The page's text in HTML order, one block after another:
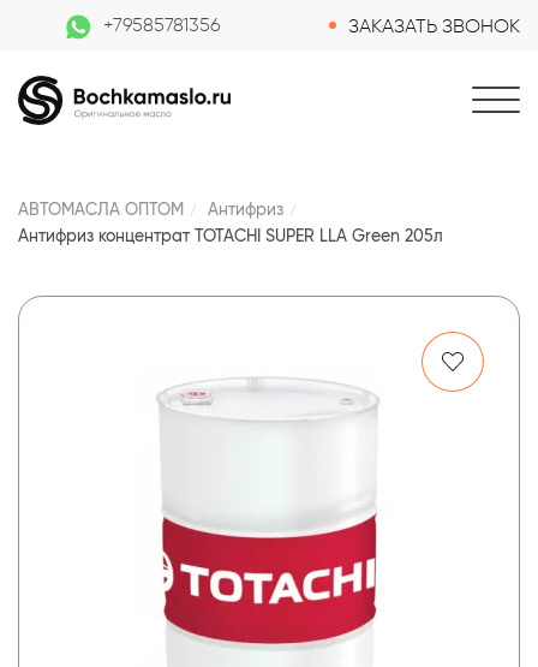
+79585781356 ЗАКАЗАТЬ ЗВОНОК
АВТОМАСЛА ОПТОМ
Антифриз
Антифриз концентрат TOTACHI SUPER LLA Green 205л